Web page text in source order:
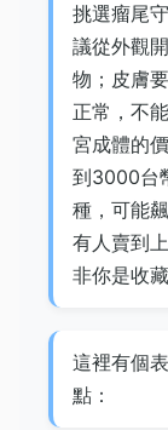
挑選瘤尾
議從外觀
物；皮膚
正常，不
宮成體的
到3000台
種，可能
有人賣到
非你是收藏
這裡有個
點：